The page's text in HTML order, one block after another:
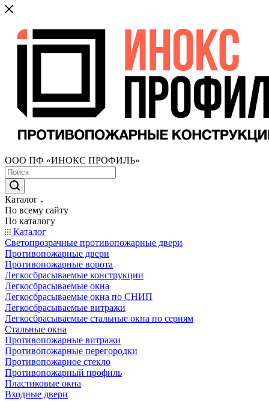
ООО ПФ «ИНОКС ПРОФИЛЬ»
Каталог
По всему сайту
По каталогу
Каталог
Светопрозрачные противопожарные двери
Противопожарные двери
Противопожарные ворота
Легкосбрасываемые конструкции
Легкосбрасываемые окна
Легкосбрасываемые окна по СНИП
Легкосбрасываемые витражи
Легкосбрасываемые стальные окна по сериям
Стальные окна
Противопожарные витражи
Противопожарные перегородки
Противопожарное стекло
Противопожарный профиль
Пластиковые окна
Входные двери